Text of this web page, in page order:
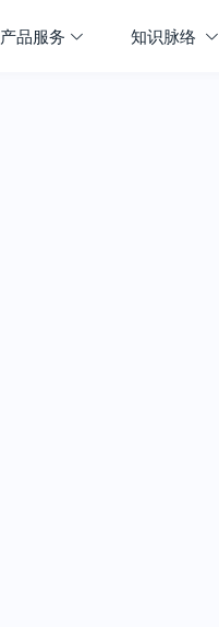
产品服务 知识脉络